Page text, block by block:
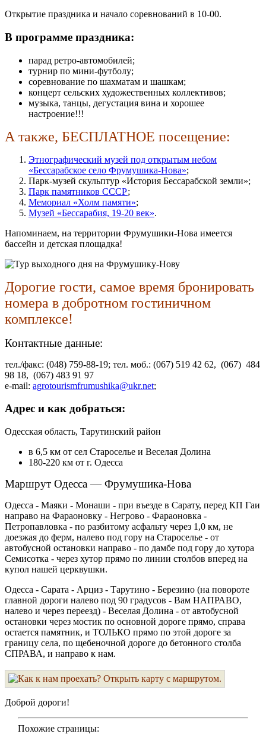
Открытие праздника и начало соревнований в 10-00.
В программе праздника:
парад ретро-автомобилей;
турнир по мини-футболу;
соревнование по шахматам и шашкам;
концерт сельских художественных коллективов;
музыка, танцы, дегустация вина и хорошее
настроение!!!
А также, БЕСПЛАТНОЕ посещение:
Этнографический музей под открытым небом
«Бессарабское село Фрумушика-Нова»;
Парк-музей скульптур «История Бессарабской земли»;
Парк памятников СССР;
Мемориал «Холм памяти»;
Музей «Бессарабия, 19-20 век».
Напоминаем, на территории Фрумушики-Нова имеется
бассейн и детская площадка!
Дорогие гости, самое время бронировать
номера в добротном гостиничном
комплексе!
Контактные данные:
тел./факс: (048) 759-88-19; тел. моб.: (067) 519 42 62, (067) 484
98 18, (067) 483 91 97
e-mail: agrotourismfrumushika@ukr.net;
Адрес и как добраться:
Одесская область, Тарутинский район
в 6,5 км от сел Староселье и Веселая Долина
180-220 км от г. Одесса
Маршрут Одесса — Фрумушика-Нова
Одесса - Маяки - Монаши - при въезде в Сарату, перед КП Гаи
направо на Фараоновку - Негрово - Фараоновка -
Петропавловка - по разбитому асфальту через 1,0 км, не
доезжая до ферм, налево под гору на Староселье - от
автобусной остановки направо - по дамбе под гору до хутора
Семисотка - через хутор прямо по линии столбов вперед на
купол нашей церквушки.
Одесса - Сарата - Арциз - Тарутино - Березино (на повороте
главной дороги налево под 90 градусов - Вам НАПРАВО,
налево и через переезд) - Веселая Долина - от автобусной
остановки через мостик по основной дороге прямо, справа
остается памятник, и ТОЛЬКО прямо по этой дороге за
границу села, по щебеночной дороге до бетонного столба
СПРАВА, и направо к нам.
Доброй дороги!
Похожие страницы: